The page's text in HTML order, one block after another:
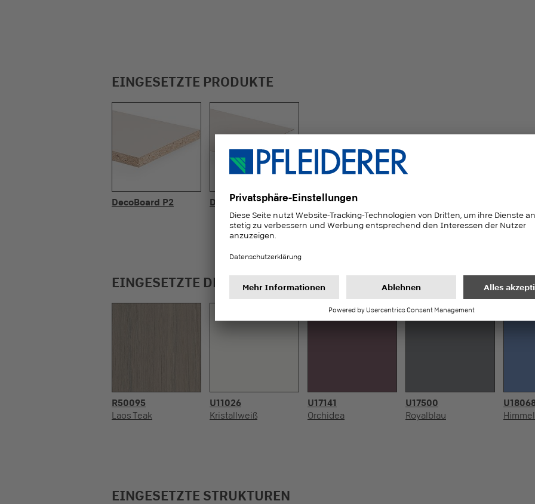
EINGESETZTE PRODUKTE
DecoBoard P2 Duropal HPL
EINGESETZTE DEKORE
R50095
Laos Teak
U11026
Kristallweiß
U17141
Orchidea
U17500
Royalblau
EINGESETZTE STRUKTUREN